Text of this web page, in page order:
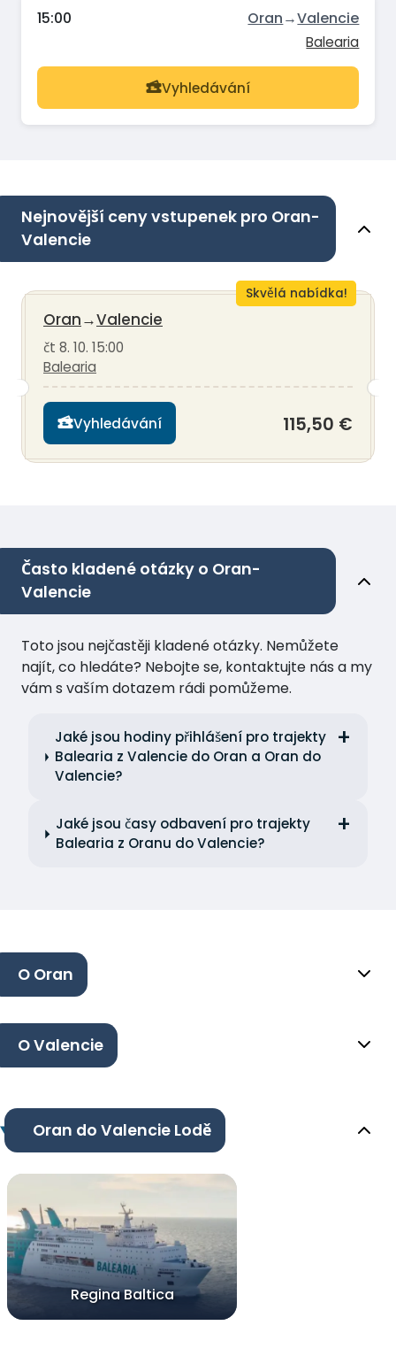
15:00 Oran→Valencie
Balearia
Vyhledávání
Nejnovější ceny vstupenek pro Oran-
Valencie
Skvělá nabídka!
Oran→Valencie
čt 8. 10. 15:00
Balearia
Vyhledávání 115,50 €
Často kladené otázky o Oran-
Valencie
Toto jsou nejčastěji kladené otázky. Nemůžete
najít, co hledáte? Nebojte se, kontaktujte nás a my
vám s vaším dotazem rádi pomůžeme.
Jaké jsou hodiny přihlášení pro trajekty
Balearia z Valencie do Oran a Oran do
Valencie?
Jaké jsou časy odbavení pro trajekty
Balearia z Oranu do Valencie?
O Oran
O Valencie
Oran do Valencie Lodě
Regina Baltica